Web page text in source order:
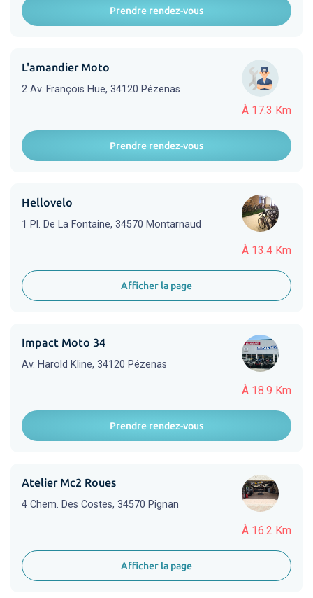
Prendre rendez-vous
À 17.3 Km
L'amandier Moto
2 Av. François Hue, 34120 Pézenas
Prendre rendez-vous
À 13.4 Km
Hellovelo
1 Pl. De La Fontaine, 34570 Montarnaud
Afficher la page
À 18.9 Km
Impact Moto 34
Av. Harold Kline, 34120 Pézenas
Prendre rendez-vous
À 16.2 Km
Atelier Mc2 Roues
4 Chem. Des Costes, 34570 Pignan
Afficher la page